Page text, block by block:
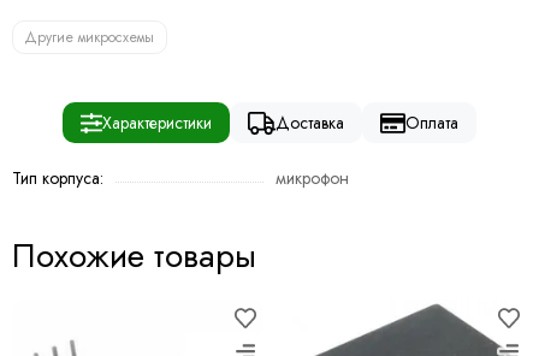
Другие микросхемы
Характеристики Доставка Оплата
Тип корпуса: микрофон
Похожие товары